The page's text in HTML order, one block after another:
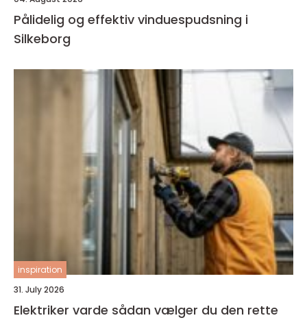
Pålidelig og effektiv vinduespudsning i
Silkeborg
inspiration
31. July 2026
Elektriker varde sådan vælger du den rette